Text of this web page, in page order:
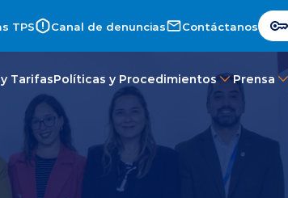
TPS Canal de denuncias Contáctanos
TarifasPolíticas y Procedimientos Prensa